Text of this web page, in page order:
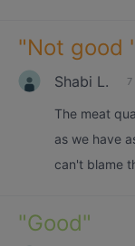
"Not good
Shabi L.
The meat
as we have
can't blame
"Good"